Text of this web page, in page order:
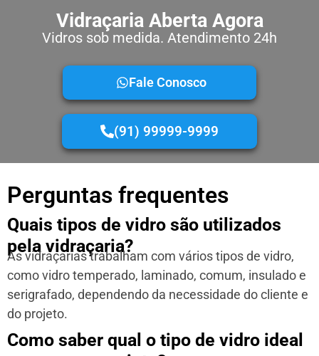
Vidraçaria Aberta Agora
Vidros sob medida. Atendimento 24h
Fale Conosco
(91) 99999-9999
Perguntas frequentes
Quais tipos de vidro são utilizados
pela vidraçaria?
As vidraçarias trabalham com vários tipos de vidro,
como vidro temperado, laminado, comum, insulado e
serigrafado, dependendo da necessidade do cliente e
do projeto.
Como saber qual o tipo de vidro ideal